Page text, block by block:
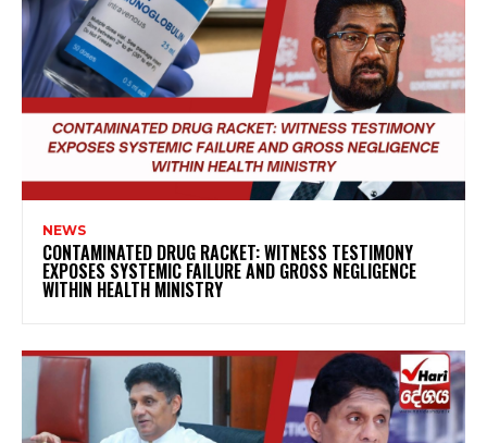
NEWS
CONTAMINATED DRUG RACKET: WITNESS TESTIMONY
EXPOSES SYSTEMIC FAILURE AND GROSS NEGLIGENCE
WITHIN HEALTH MINISTRY